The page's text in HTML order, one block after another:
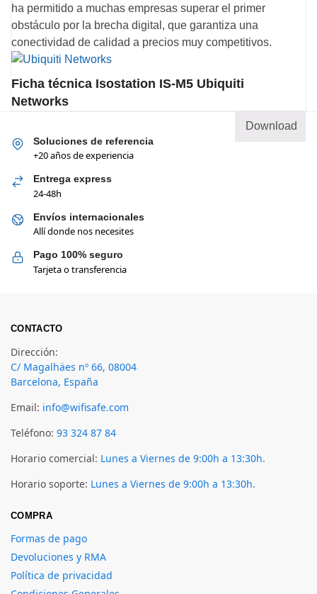
ha permitido a muchas empresas superar el primer
obstáculo por la brecha digital, que garantiza una
conectividad de calidad a precios muy competitivos.
Ficha técnica Isostation IS-M5 Ubiquiti
Networks
Download
Soluciones de referencia
+20 años de experiencia
Entrega express
24-48h
Envíos internacionales
Allí donde nos necesites
Pago 100% seguro
Tarjeta o transferencia
CONTACTO
Dirección:
C/ Magalhäes nº 66, 08004
Barcelona, España
Email: info@wifisafe.com
Teléfono: 93 324 87 84
Horario comercial: Lunes a Viernes de 9:00h a 13:30h.
Horario soporte: Lunes a Viernes de 9:00h a 13:30h.
COMPRA
Formas de pago
Devoluciones y RMA
Política de privacidad